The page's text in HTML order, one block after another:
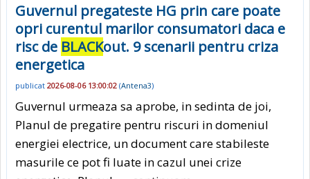
Guvernul pregateste HG prin care poate
opri curentul marilor consumatori daca e
risc de BLACKout. 9 scenarii pentru criza
energetica
publicat 2026-08-06 13:00:02 (Antena3)
Guvernul urmeaza sa aprobe, in sedinta de joi,
Planul de pregatire pentru riscuri in domeniul
energiei electrice, un document care stabileste
masurile ce pot fi luate in cazul unei crize